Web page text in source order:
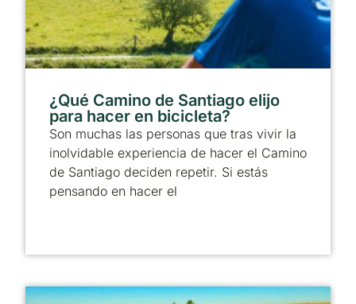
¿Qué Camino de Santiago elijo
para hacer en bicicleta?
Son muchas las personas que tras vivir la
inolvidable experiencia de hacer el Camino
de Santiago deciden repetir. Si estás
pensando en hacer el